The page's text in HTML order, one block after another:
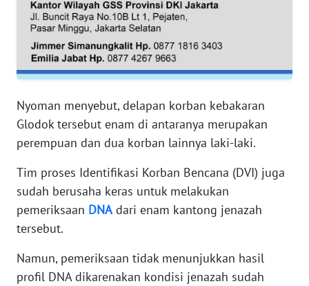
Nyoman menyebut, delapan korban kebakaran
Glodok tersebut enam di antaranya merupakan
perempuan dan dua korban lainnya laki-laki.
Tim proses Identifikasi Korban Bencana (DVI) juga
sudah berusaha keras untuk melakukan
pemeriksaan DNAdari enam kantong jenazah
tersebut.
Namun, pemeriksaan tidak menunjukkan hasil
profil DNA dikarenakan kondisi jenazah sudah
WN
WN
WN
JAMBI
WN
SULTRA
WN
WN